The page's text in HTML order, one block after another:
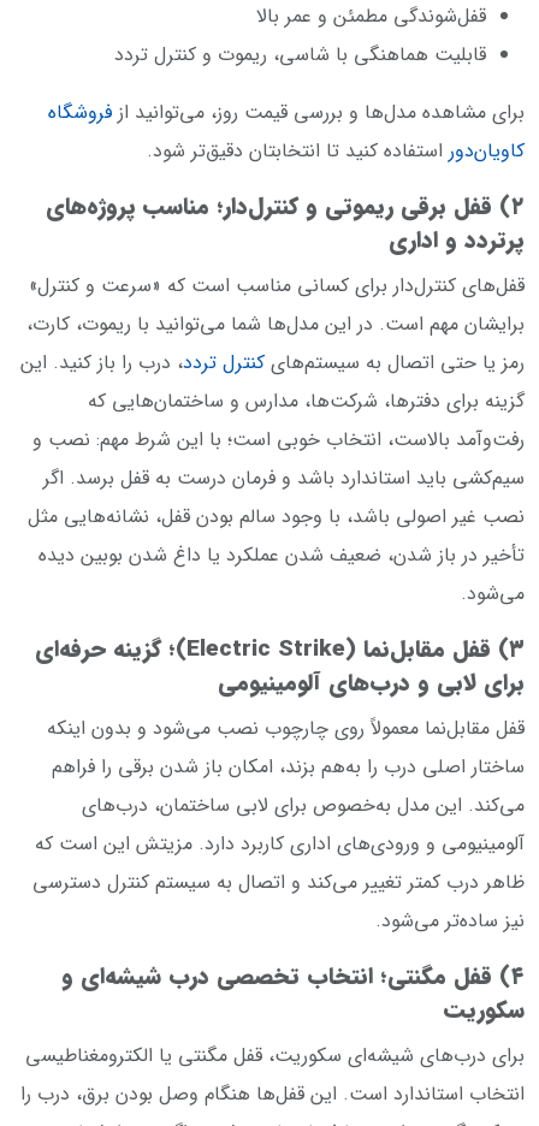
قفل‌شوندگی مطمئن و عمر بالا
قابلیت هماهنگی با شاسی، ریموت و کنترل تردد
برای مشاهده مدل‌ها و بررسی قیمت روز، می‌توانید از فروشگاه
کاویان‌دور استفاده کنید تا انتخابتان دقیق‌تر شود.
۲) قفل برقی ریموتی و کنترل‌دار؛ مناسب پروژه‌های
پرتردد و اداری
قفل‌های کنترل‌دار برای کسانی مناسب است که «سرعت و کنترل»
برایشان مهم است. در این مدل‌ها شما می‌توانید با ریموت، کارت،
رمز یا حتی اتصال به سیستم‌های کنترل تردد، درب را باز کنید. این
گزینه برای دفترها، شرکت‌ها، مدارس و ساختمان‌هایی که
رفت‌وآمد بالاست، انتخاب خوبی است؛ با این شرط مهم: نصب و
سیم‌کشی باید استاندارد باشد و فرمان درست به قفل برسد. اگر
نصب غیر اصولی باشد، با وجود سالم بودن قفل، نشانه‌هایی مثل
تأخیر در باز شدن، ضعیف شدن عملکرد یا داغ شدن بوبین دیده
می‌شود.
۳) قفل مقابل‌نما (Electric Strike)؛ گزینه حرفه‌ای
برای لابی و درب‌های آلومینیومی
قفل مقابل‌نما معمولاً روی چارچوب نصب می‌شود و بدون اینکه
ساختار اصلی درب را به‌هم بزند، امکان باز شدن برقی را فراهم
می‌کند. این مدل به‌خصوص برای لابی ساختمان، درب‌های
آلومینیومی و ورودی‌های اداری کاربرد دارد. مزیتش این است که
ظاهر درب کمتر تغییر می‌کند و اتصال به سیستم کنترل دسترسی
نیز ساده‌تر می‌شود.
۴) قفل مگنتی؛ انتخاب تخصصی درب شیشه‌ای و
سکوریت
برای درب‌های شیشه‌ای سکوریت، قفل مگنتی یا الکترومغناطیسی
انتخاب استاندارد است. این قفل‌ها هنگام وصل بودن برق، درب را